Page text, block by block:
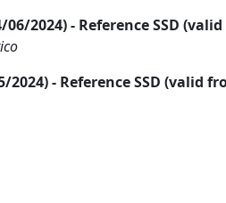
2024) - Reference SSD
- Reference SSD (valid